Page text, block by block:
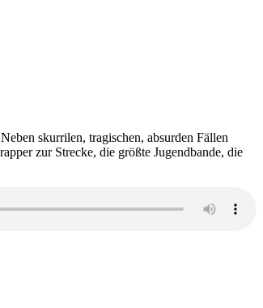
skurrilen, tragischen, absurden Fällen
zur Strecke, die größte Jugendbande, die